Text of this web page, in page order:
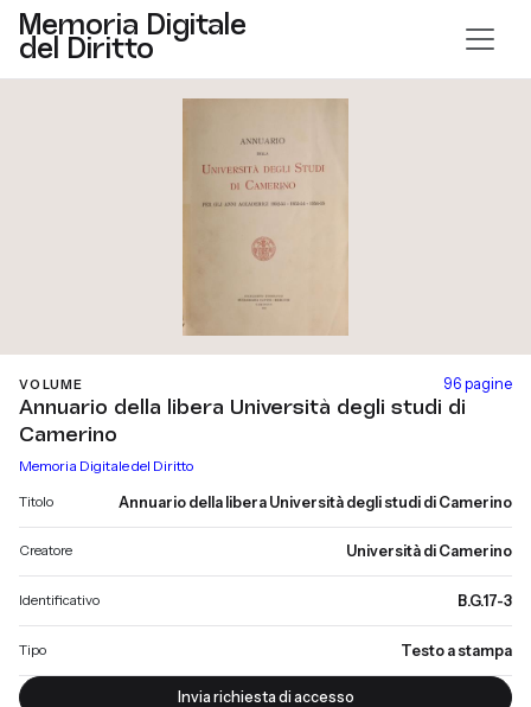
Memoria Digitale
del Diritto
VOLUME 96 pagine
Annuario della libera Università degli studi di
Camerino
Memoria Digitale del Diritto
Titolo Annuario della libera Università degli studi di Camerino
Creatore Università di Camerino
Identificativo B.G.17-3
Tipo Testo a stampa
Invia richiesta di accesso